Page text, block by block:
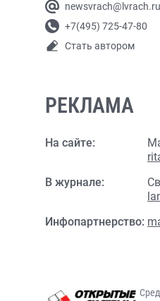
newsvrach@lvrach.ru
+7(495) 725-47-80
Стать автором
РЕКЛАМА
На сайте:
В журнале:
Инфопартнерство: